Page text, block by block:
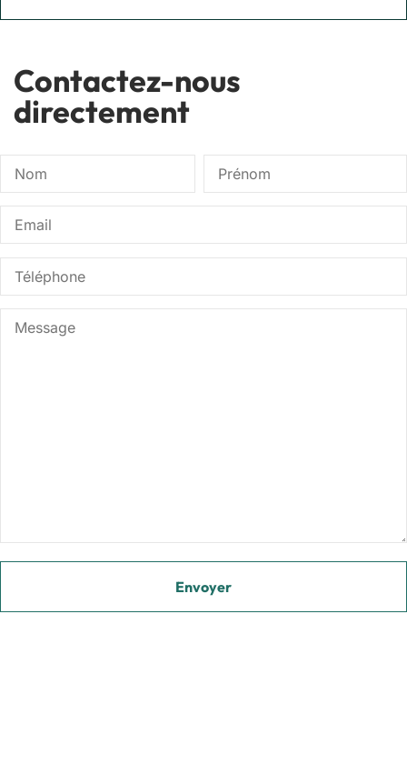
Contactez-nous
directement